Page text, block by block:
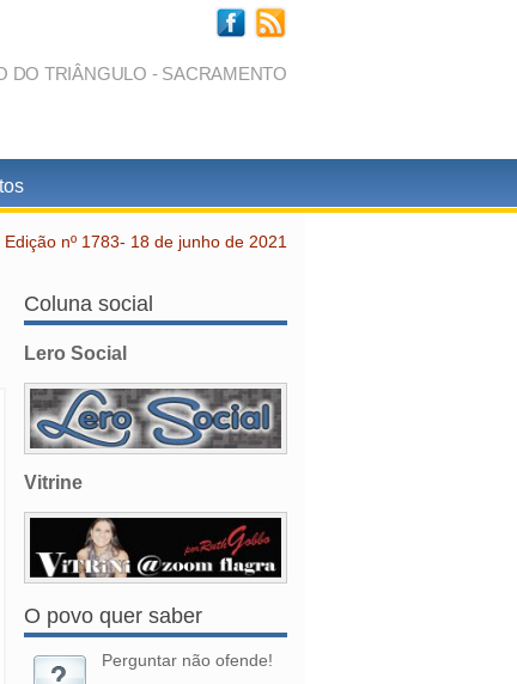
DO TRIÂNGULO - SACRAMENTO
Edição nº 1783- 18 de junho de 2021
Coluna social
Lero Social
Vitrine
O povo quer saber
Perguntar não ofende!